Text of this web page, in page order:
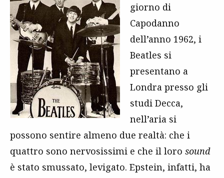
giorno di
Capodanno
dell’anno 1962, i
Beatles si
presentano a
Londra presso gli
studi Decca,
nell’aria si
possono sentire almeno due realtà: che i
quattro sono nervosissimi e che il loro sound
è stato smussato, levigato. Epstein, infatti, ha